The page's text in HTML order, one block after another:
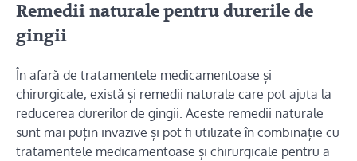
Remedii naturale pentru durerile de
gingii
În afară de tratamentele medicamentoase și
chirurgicale, există și remedii naturale care pot ajuta la
reducerea durerilor de gingii. Aceste remedii naturale
sunt mai puțin invazive și pot fi utilizate în combinație cu
tratamentele medicamentoase și chirurgicale pentru a